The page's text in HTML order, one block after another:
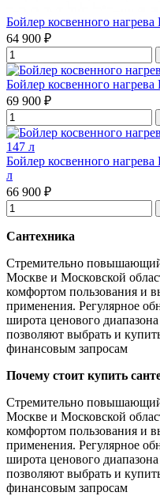
Бойлер косвенного
64 900 ₽
Бойлер косвенного
69 900 ₽
Бойлер косвенного
л
66 900 ₽
Сантехника
Стремительно
Москве и Московской
комфортом пользования и
применения. Регулярное
широта ценового
позволяют выбрать и
финансовым запросам
Почему стоит купить
Стремительно
Москве и Московской
комфортом пользования и
применения. Регулярное
широта ценового
позволяют выбрать и
финансовым запросам